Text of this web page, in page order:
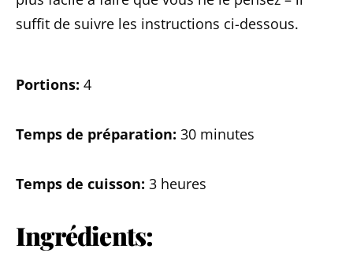
suffit de suivre les instructions ci-dessous.
Portions: 4
Temps de préparation: 30 minutes
Temps de cuisson: 3 heures
Ingrédients: